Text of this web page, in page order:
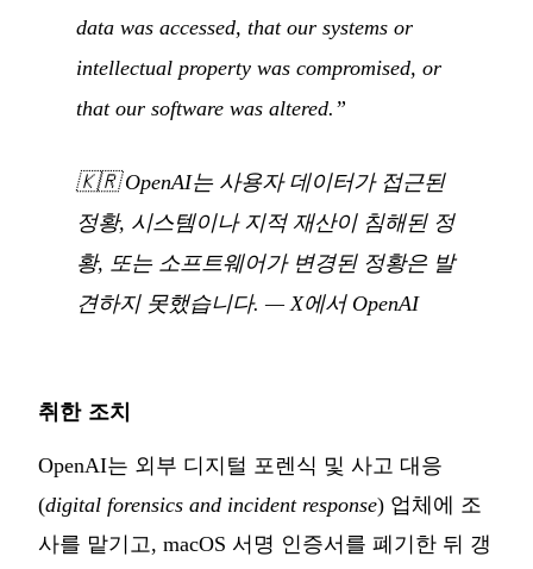
data was accessed, that our systems or
intellectual property was compromised, or
that our software was altered.”
🇰🇷OpenAI는 사용자 데이터가 접근된
정황, 시스템이나 지적 재산이 침해된 정
황, 또는 소프트웨어가 변경된 정황은 발
견하지 못했습니다. — X에서 OpenAI
취한 조치
OpenAI는 외부 디지털 포렌식 및 사고 대응
(digital forensics and incident response) 업체에 조
사를 맡기고, macOS 서명 인증서를 폐기한 뒤 갱